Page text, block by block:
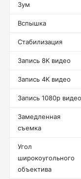
Зум
Вспышка
Стабилизация
Запись 8K видео
Запись 4K видео
Запись 1080p видео
Замедленная
съемка
Угол
широкоугольного
объектива